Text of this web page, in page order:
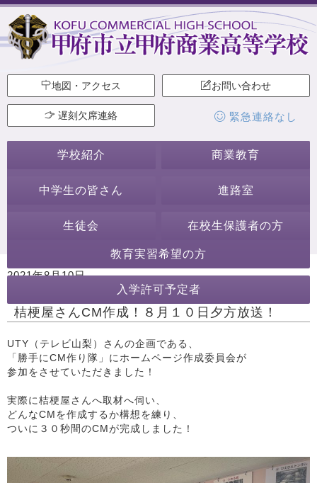
地図・アクセス お問い合わせ
遅刻欠席連絡 緊急連絡なし
学校紹介 商業教育
中学生の皆さん 進路室
生徒会 在校生保護者の方
教育実習希望の方
入学許可予定者
2021年8月10日
生徒会・部活動 ホームページ作成委員会
桔梗屋さんCM作成！８月１０日夕方放送！
UTY（テレビ山梨）さんの企画である、
「勝手にCM作り隊」にホームページ作成委員会が
参加をさせていただきました！
実際に桔梗屋さんへ取材へ伺い、
どんなCMを作成するか構想を練り、
ついに３０秒間のCMが完成しました！